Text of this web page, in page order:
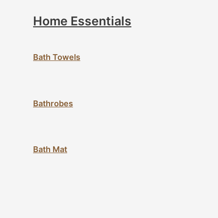
Home Essentials
Bath Towels
Bathrobes
Bath Mat